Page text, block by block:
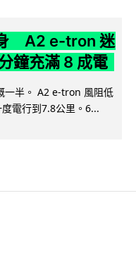
A2 e-tron 迷
鐘充滿 8 成電
一半。 A2 e-tron 風阻低
電行到7.8公里。6...